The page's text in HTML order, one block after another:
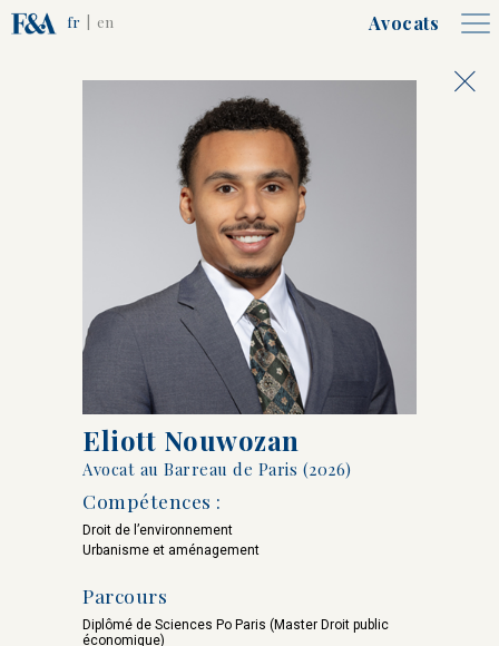
Avocats
fr en
Associés, Counsels et
Collaborateurs
Frêche
François-Charles
Emmanuelle
Morvan
Hugues
Eliott Nouwozan
Avocat au Barreau de Paris (2026)
Compétences :
Droit de l’environnement
Urbanisme et aménagement
Parcours
Diplômé de Sciences Po Paris (Master Droit public
économique)